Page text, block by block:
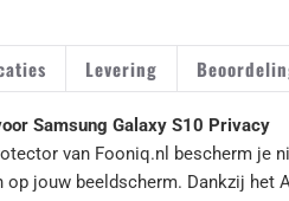
Samsung Galaxy S10 Privacy
van Fooniq.nl bescherm je
op jouw beeldscherm. Dankzij
Levering